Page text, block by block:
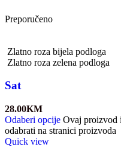
Preporučeno
Zlatno roza bijela podloga
Zlatno roza zelena podloga
Sat
28.00KM
Odaberi opcije Ovaj proizvod
odabrati na stranici proizvoda
Quick view